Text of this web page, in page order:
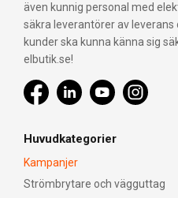
även kunnig personal med
säkra leverantörer av
kunder ska kunna känna sig
elbutik.se!
Huvudkategorier
Kampanjer
Strömbrytare och vägguttag